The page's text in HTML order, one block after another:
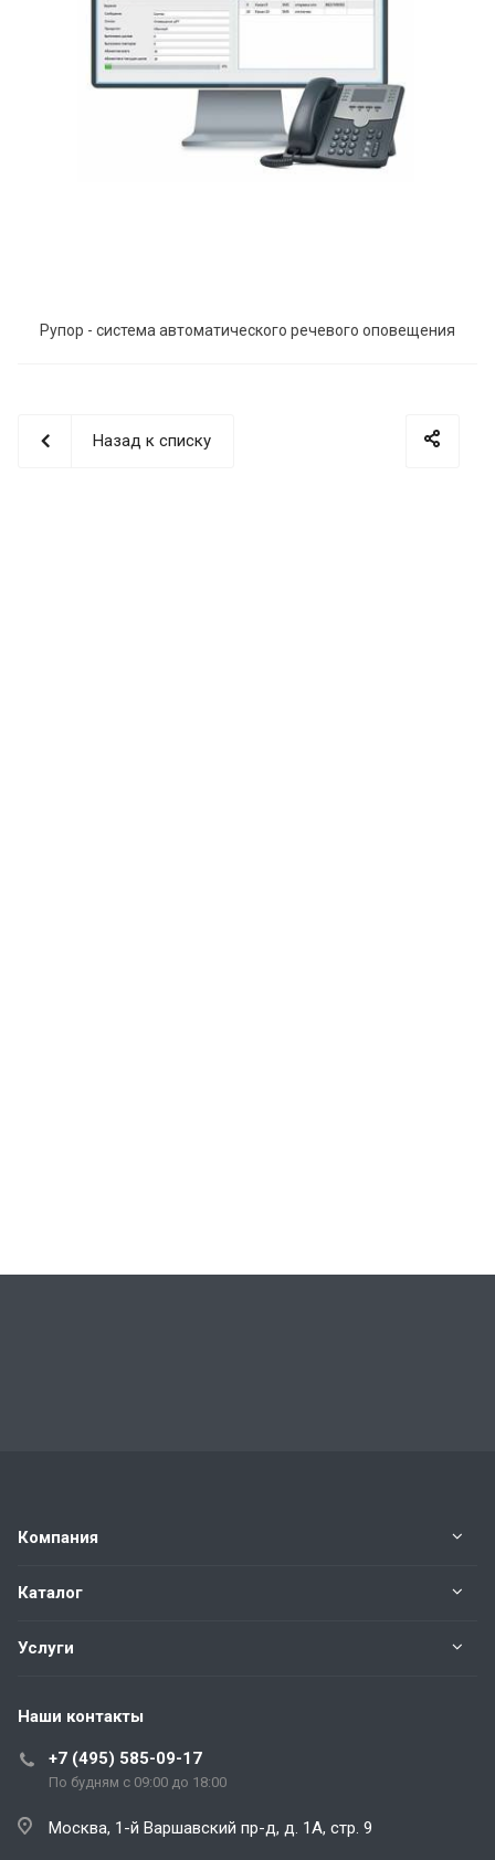
Рупор - система автоматического речевого оповещения
Назад к списку
Компания
Каталог
Услуги
Наши контакты
+7 (495) 585-09-17
По будням с 09:00 до 18:00
Москва, 1-й Варшавский пр-д, д. 1А, стр. 9